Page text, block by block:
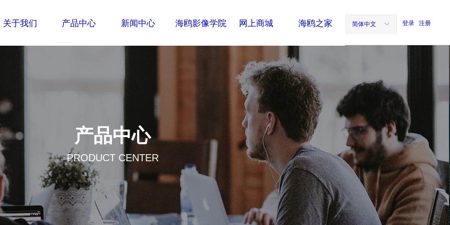
关于我们 产品中心 新闻中心 海鸥影像学院 网上商城 海鸥之家 登录 注册
ꀅ
简体中文
产品中心
PRODUCT CENTER